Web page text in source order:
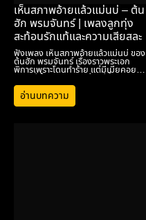
เห็นสภาพอ้ายแล้วแม่นบ่ – ต้น
ฮัก พรมจันทร์ | เพลงลูกทุ่ง
สะท้อนรักแท้และความเสียสละ
ฟังเพลง เห็นสภาพอ้ายแล้วแม่นบ่ ของ
ต้นฮัก พรมจันทร์ เรื่องราวพระเอก
พิการเพราะโดนทำร้าย แต่มีเมียคอย
ดูแลไม่ทิ้งกัน เพลงเศร้าแต่ซึ้งจับใจ
ถ่ายทอดความรักแท้และความเสียสละ
ของชีวิตคู่
อ่านบทความ